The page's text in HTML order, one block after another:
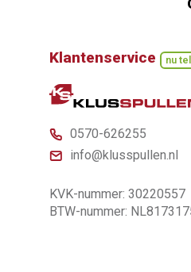
Klantenservice nu
0570-626255
info@klusspullen.nl
KVK-nummer: 30220557
BTW-nummer: